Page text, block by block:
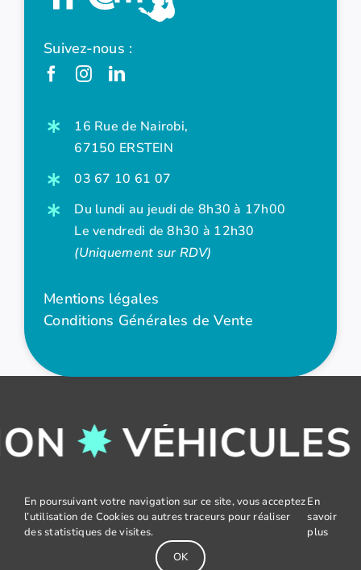
Suivez-nous :
16 Rue de Nairobi,
67150 ERSTEIN
03 67 10 61 07
Du lundi au jeudi de 8h30 à 17h00
Le vendredi de 8h30 à 12h30
(Uniquement sur RDV)
Mentions légales
Conditions Générales de Vente
✸VÉHICULES
2026 - Réalisation :NEXAGO.
En poursuivant votre navigation sur ce site, vous acceptez
l’utilisation de Cookies ou autres traceurs pour réaliser
des statistiques de visites.
En
savoir
plus
OK